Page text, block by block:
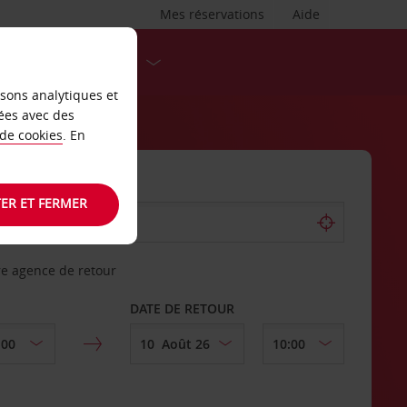
Aide
Mes réservations
agence de retour
DATE DE RETOUR
analytiques et
avec des
cookies. En
ET FERMER